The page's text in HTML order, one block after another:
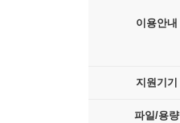
이용안내
지원기기
파일/용량